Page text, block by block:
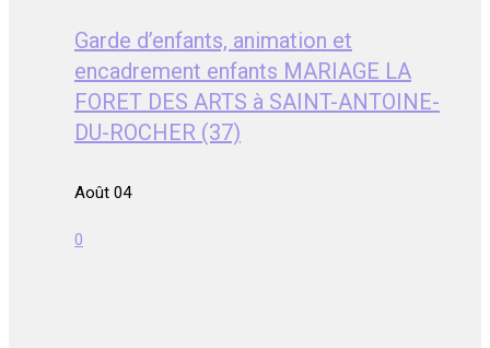
Garde d’enfants, animation et
encadrement enfants MARIAGE LA
FORET DES ARTS à SAINT-ANTOINE-
DU-ROCHER (37)
Août 04
0